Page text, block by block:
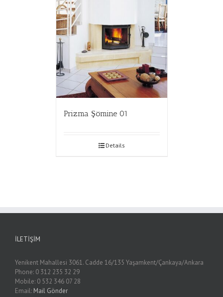
Prizma Şömine 01
Details
İLETIŞIM
Yenikent Mahallesi 3061. Cadde 16/135 Yaşamkent/Çankaya/Ankara
Phone: 0 312 235 32 29
Mobile: 0 532 346 07 28
Email: Mail Gönder